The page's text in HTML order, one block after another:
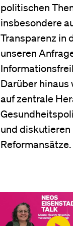
politischen
insbesondere
Transparenz in
unseren
Darüber hinaus
auf zentrale
und
Reformansätze.